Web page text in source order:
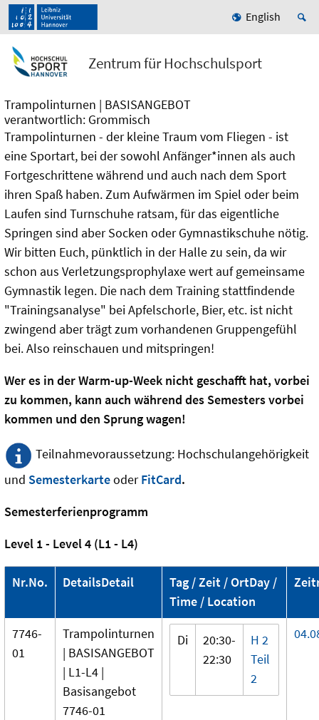
English
Zentrum für Hochschulsport
Trampolinturnen | BASISANGEBOT
verantwortlich: Grommisch
Trampolinturnen - der kleine Traum vom Fliegen - ist
eine Sportart, bei der sowohl Anfänger*innen als auch
Fortgeschrittene während und auch nach dem Sport
ihren Spaß haben. Zum Aufwärmen im Spiel oder beim
Laufen sind Turnschuhe ratsam, für das eigentliche
Springen sind aber Socken oder Gymnastikschuhe nötig.
Wir bitten Euch, pünktlich in der Halle zu sein, da wir
schon aus Verletzungsprophylaxe wert auf gemeinsame
Gymnastik legen. Die nach dem Training stattfindende
"Trainingsanalyse" bei Apfelschorle, Bier, etc. ist nicht
zwingend aber trägt zum vorhandenen Gruppengefühl
bei. Also reinschauen und mitspringen!
Wer es in der Warm-up-Week nicht geschafft hat, vorbei
zu kommen, kann auch während des Semesters vorbei
kommen und den Sprung wagen!
Teilnahmevoraussetzung: Hochschulangehörigkeit
und SemesterkarteoderFitCard.
Semesterferienprogramm
Level 1 - Level 4 (L1 - L4)
Nr.No. DetailsDetail Tag / Zeit / OrtDay /
Time / Location
7746-
01
Trampolinturnen
| BASISANGEBOT
| L1-L4 |
Basisangebot
7746-01
Di
20:30-
22:30
H 2
Teil
2